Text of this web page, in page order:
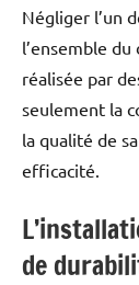
Négliger l’un
l’ensemble
réalisée par
seulement la
la qualité de
efficacité.
de